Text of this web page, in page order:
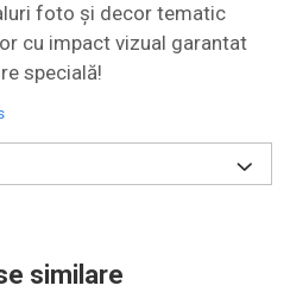
foto și decor tematic
cu impact vizual garantat
specială!
similare